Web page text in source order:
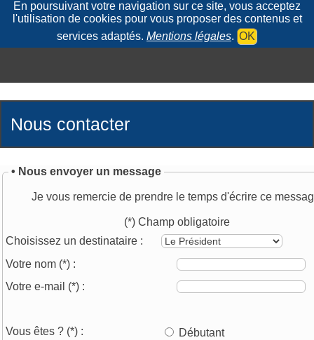
En poursuivant votre navigation sur ce site, vous acceptez
l'utilisation de cookies pour vous proposer des contenus et
services adaptés. Mentions légales. OK
Nous contacter
• Nous envoyer un message
Je vous remercie de prendre le temps d'écrire ce
(*) Champ obligatoire
Choisissez un destinataire :
Votre nom (*) :
Votre e-mail (*) :
Vous êtes ? (*) :
Débutant